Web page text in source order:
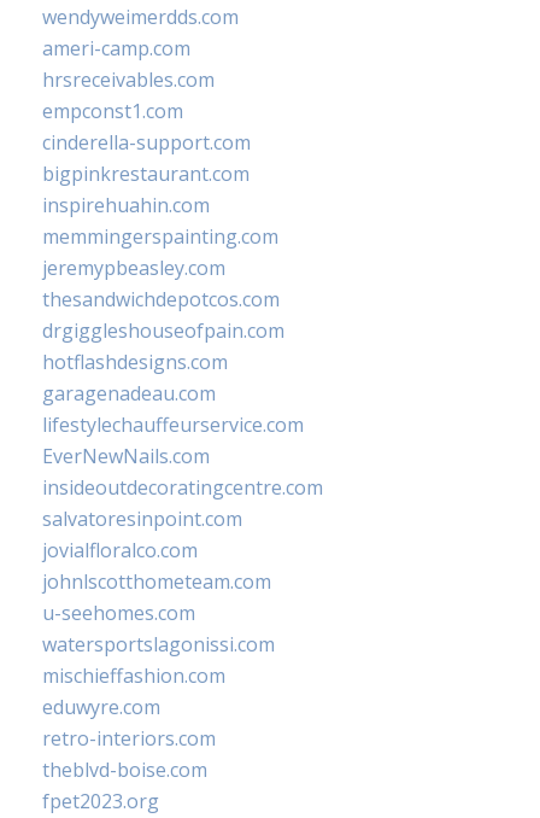
wendyweimerdds.com
ameri-camp.com
hrsreceivables.com
empconst1.com
cinderella-support.com
bigpinkrestaurant.com
inspirehuahin.com
memmingerspainting.com
jeremypbeasley.com
thesandwichdepotcos.com
drgiggleshouseofpain.com
hotflashdesigns.com
garagenadeau.com
lifestylechauffeurservice.com
EverNewNails.com
insideoutdecoratingcentre.com
salvatoresinpoint.com
jovialfloralco.com
johnlscotthometeam.com
u-seehomes.com
watersportslagonissi.com
mischieffashion.com
eduwyre.com
retro-interiors.com
theblvd-boise.com
fpet2023.org